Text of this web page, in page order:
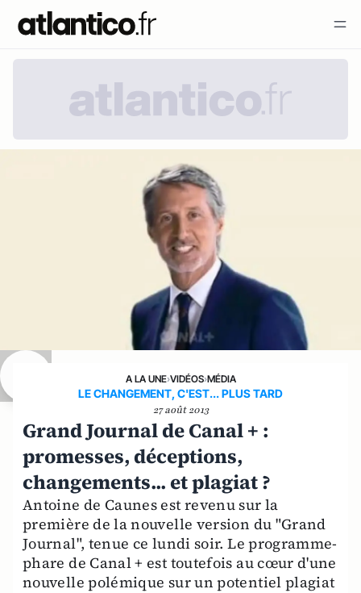
A LA UNE›VIDÉOS›MÉDIA
LE CHANGEMENT, C'EST... PLUS TARD
27 août 2013
Grand Journal de Canal + :
promesses, déceptions,
changements... et plagiat ?
Antoine de Caunes est revenu sur la
première de la nouvelle version du "Grand
Journal", tenue ce lundi soir. Le programme-
phare de Canal + est toutefois au cœur d'une
nouvelle polémique sur un potentiel plagiat